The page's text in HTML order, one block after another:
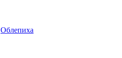
Облепиха